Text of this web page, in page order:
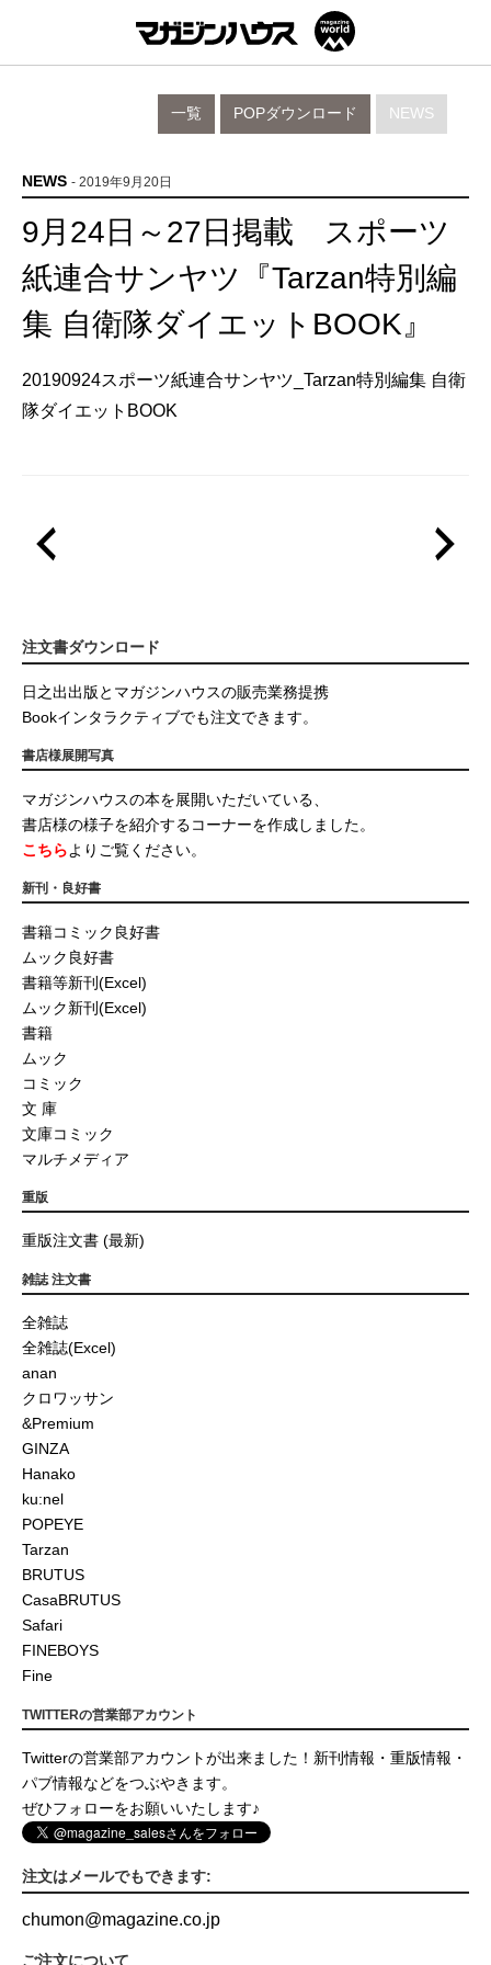
NEWS
POPダウンロード
一覧
NEWS - 2019年9月20日
9月24日～27日掲載 スポーツ
紙連合サンヤツ『Tarzan特別編
集 自衛隊ダイエットBOOK』
20190924スポーツ紙連合サンヤツ_Tarzan特別編集 自衛
隊ダイエットBOOK
注文書ダウンロード
日之出出版とマガジンハウスの販売業務提携
Bookインタラクティブでも注文できます。
書店様展開写真
マガジンハウスの本を展開いただいている、
書店様の様子を紹介するコーナーを作成しました。
こちらよりご覧ください。
新刊・良好書
書籍コミック良好書
ムック良好書
書籍等新刊(Excel)
ムック新刊(Excel)
書籍
ムック
コミック
文 庫
文庫コミック
マルチメディア
重版
重版注文書 (最新)
雑誌 注文書
全雑誌
全雑誌(Excel)
anan
クロワッサン
&Premium
GINZA
Hanako
ku:nel
POPEYE
Tarzan
BRUTUS
CasaBRUTUS
Safari
FINEBOYS
Fine
TWITTERの営業部アカウント
Twitterの営業部アカウントが出来ました！新刊情報・重版情報・
パブ情報などをつぶやきます。
ぜひフォローをお願いいたします♪
注文はメールでもできます:
chumon@magazine.co.jp
ご注文について